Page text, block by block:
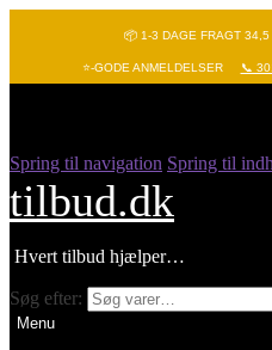
📦 1-3 DAGE FRAGT
⭐-GODE ANMELDELSER 📞
Spring til navigation Spring til
tilbud.dk
Hvert tilbud hjælper…
Søg efter:
Menu